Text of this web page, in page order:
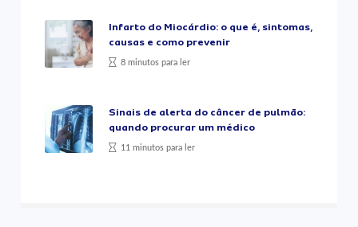
Infarto do Miocárdio: o que é, sintomas,
causas e como prevenir
8 minutos para ler
Sinais de alerta do câncer de pulmão:
quando procurar um médico
11 minutos para ler